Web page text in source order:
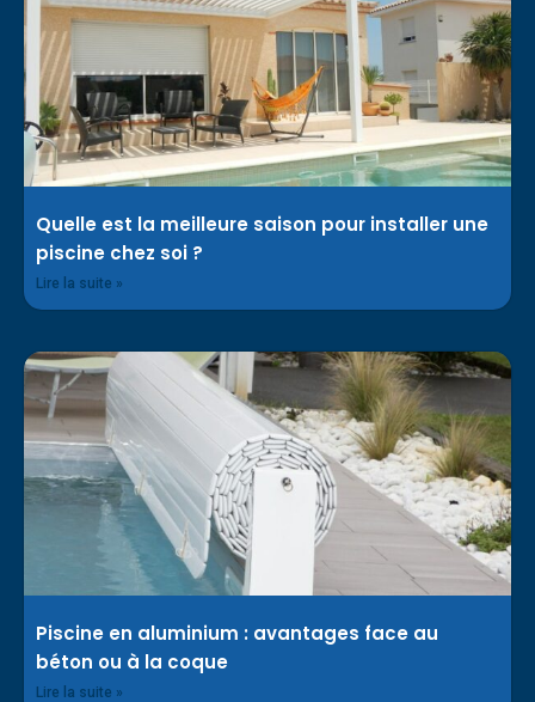
Quelle est la meilleure saison pour installer une
piscine chez soi ?
Lire la suite »
Piscine en aluminium : avantages face au
béton ou à la coque
Lire la suite »